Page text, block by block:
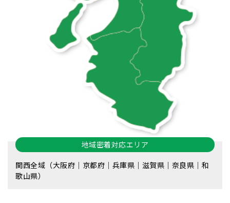
地域密着対応エリア
関西全域（大阪府｜京都府｜兵庫県｜滋賀県｜奈良県｜和
歌山県）